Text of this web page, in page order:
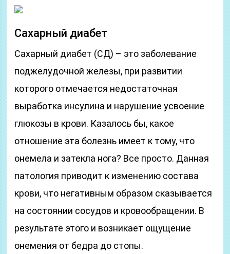
Сахарный диабет
Сахарный диабет (СД) – это заболевание
поджелудочной железы, при развитии
которого отмечается недостаточная
выработка инсулина и нарушение усвоение
глюкозы в крови. Казалось бы, какое
отношение эта болезнь имеет к тому, что
онемела и затекла нога? Все просто. Данная
патология приводит к изменению состава
крови, что негативным образом сказывается
на состоянии сосудов и кровообращении. В
результате этого и возникает ощущение
онемения от бедра до стопы.